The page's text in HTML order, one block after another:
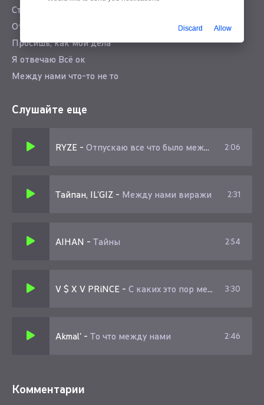
Ставлю автопилот
Ответ услышь-ка тот
Просишь, как мои дела
Я отвечаю Всё ок
Между нами что-то не то
Слушайте еще
RYZE - Отпускаю все что было между нами прочь 2:06
Тайпан, IL'GIZ - Между нами виражи 2:31
AIHAN - Тайны 2:54
V $ X V PRiNCE - С каких это пор между нами темный коридор 3:30
Akmal' - То что между нами 2:46
Комментарии
Discard Allow